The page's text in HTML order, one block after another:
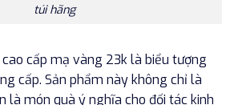
túi hãng
cấp mạ vàng 23k là biểu tượng
cấp. Sản phẩm này không chỉ là
là món quà ý nghĩa cho đối tác kinh